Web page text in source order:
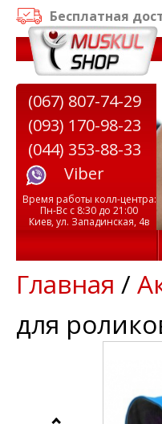
Бесплатная
на тренажеры до
(067) 807-74-29
(093) 170-98-23
(044) 353-88-33
Viber
Время работы колл-центра:
Пн-Вс с 8:30 до 21:00
Киев, ул. Западинская, 4в
Главная /
для